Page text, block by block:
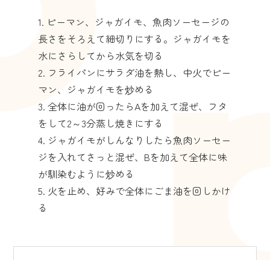
ピーマン、ジャガイモ、魚肉ソーセージの
長さをそろえて細切りにする。ジャガイモを
水にさらしてから水気を切る
フライパンにサラダ油を熱し、中火でピー
マン、ジャガイモを炒める
全体に油が回ったらAを加えて混ぜ、フタ
をして2～3分蒸し焼きにする
ジャガイモがしんなりしたら魚肉ソーセー
ジを入れてさっと混ぜ、Bを加えて全体に味
が馴染むように炒める
火を止め、好みで全体にごま油を回しかけ
る